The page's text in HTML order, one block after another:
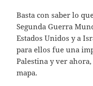
Basta con saber lo
Segunda Guerra
Estados Unidos y a
para ellos fue una
Palestina y ver ahora,
mapa.